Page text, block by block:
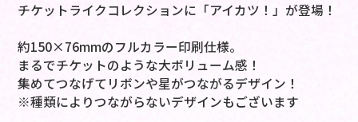
チケットライクコレクションに「アイカツ！」が登場！
約150×76mmのフルカラー印刷仕様。
まるでチケットのような大ボリューム感！
集めてつなげてリボンや星がつながるデザイン！
※種類によりつながらないデザインもございます